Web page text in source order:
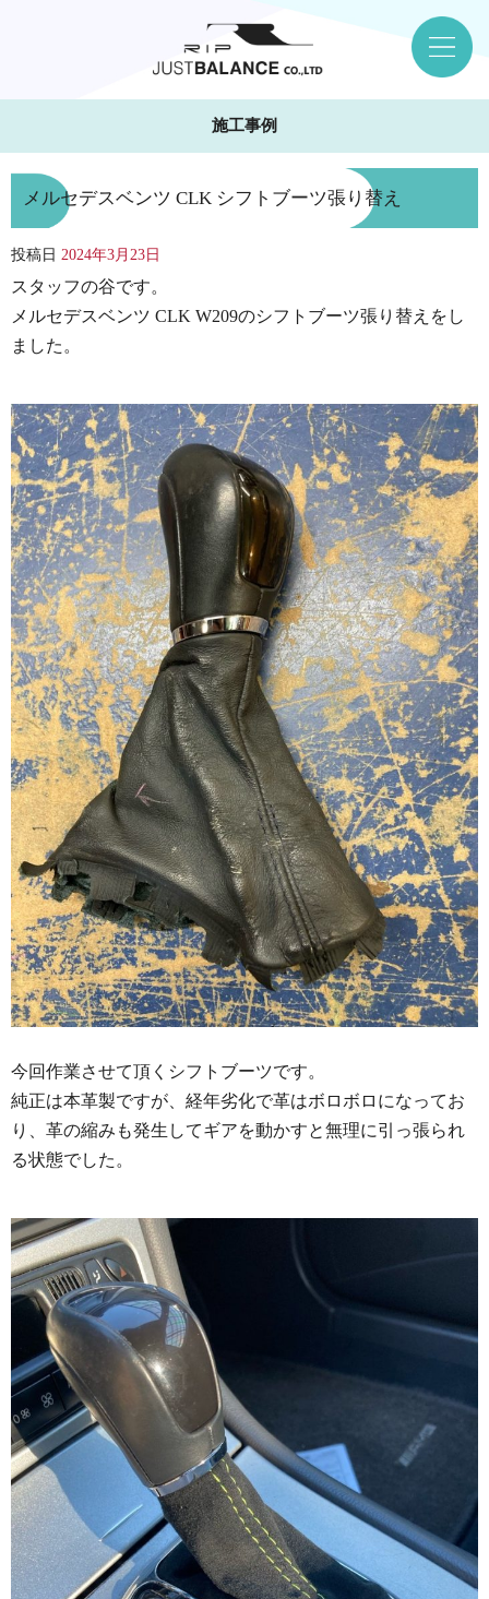
施工事例
メルセデスベンツ CLK シフトブーツ張り替え
投稿日 2024年3月23日
スタッフの谷です。
メルセデスベンツ CLK W209のシフトブーツ張り替えをし
ました。
今回作業させて頂くシフトブーツです。
純正は本革製ですが、経年劣化で革はボロボロになってお
り、革の縮みも発生してギアを動かすと無理に引っ張られ
る状態でした。